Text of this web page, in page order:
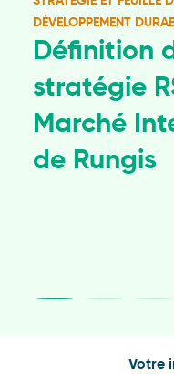
DÉVELOPPEMENT
Définition
stratégie
Marché
de Rungis
Votre